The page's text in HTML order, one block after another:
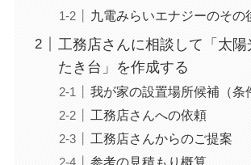
九電みらいエナジーのその
工務店さんに相談して「太陽
たき台」を作成する
我が家の設置場所候補（条
工務店さんへの依頼
工務店さんからのご提案
参考の見積もり概算